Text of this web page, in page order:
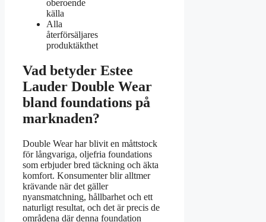
oberoende
källa
Alla
återförsäljares
produktäkthet
Vad betyder Estee
Lauder Double Wear
bland foundations på
marknaden?
Double Wear har blivit en måttstock
för långvariga, oljefria foundations
som erbjuder bred täckning och äkta
komfort. Konsumenter blir alltmer
krävande när det gäller
nyansmatchning, hållbarhet och ett
naturligt resultat, och det är precis de
områdena där denna foundation